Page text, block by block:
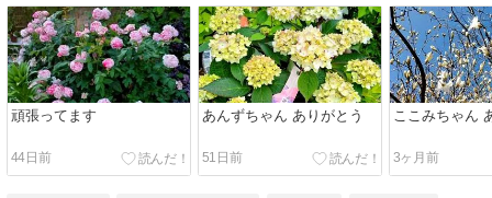
頑張ってます
44日前
あんずちゃん ありがとう
51日前
ここみちゃん
3ヶ月前